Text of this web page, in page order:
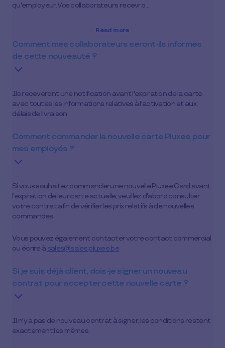
qu'employeur. Vos collaborateurs recevro…
Read more
Comment mes collaborateurs seront-ils informés
de cette nouveauté ?
Ils receveront une notification avant l'expiration de la carte,
avec toutes les informations relatives à l'activation et aux
délais de livraison.
Comment commander la nouvelle carte Pluxee pour
mes employés ?
Si vous souhaitez commander une nouvelle Pluxee Card avant
l'expiration de leur carte actuelle, veuillez d'abord consulter
votre contrat afin de vérifier les prix relatifs à de nouvelles
commandes.
Vous pouvez également contacter votre contact commercial
ou écrire àsales@sales.pluxee.be
Si je suis déjà client, dois-je signer un nouveau
contrat pour accepter cette nouvelle carte ?
Il n'y a pas de nouveau contrat à signer, les conditions restent
exactement les mêmes.